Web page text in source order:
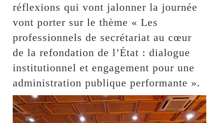
réflexions qui vont jalonner la journée
vont porter sur le thème « Les
professionnels de secrétariat au cœur
de la refondation de l’État : dialogue
institutionnel et engagement pour une
administration publique performante ».